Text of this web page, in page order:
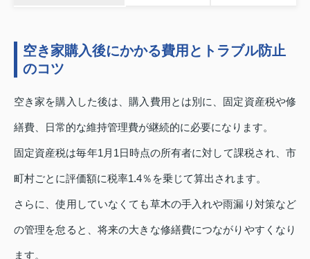
空き家購入後にかかる費用とトラブル防止
のコツ
空き家を購入した後は、購入費用とは別に、固定資産税や修
繕費、日常的な維持管理費が継続的に必要になります。
固定資産税は毎年1月1日時点の所有者に対して課税され、市
町村ごとに評価額に税率1.4％を乗じて算出されます。
さらに、使用していなくても草木の手入れや雨漏り対策など
の管理を怠ると、将来の大きな修繕費につながりやすくなり
ます。